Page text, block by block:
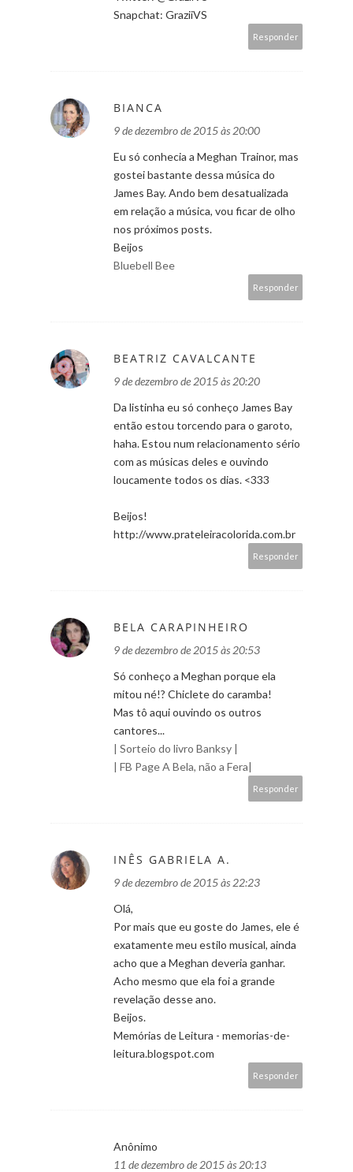
Snapchat: GraziiVS
Responder
BIANCA
9 de dezembro de 2015 às 20:00
Eu só conhecia a Meghan Trainor, mas
gostei bastante dessa música do
James Bay. Ando bem desatualizada
em relação a música, vou ficar de olho
nos próximos posts.
Beijos
Bluebell Bee
Responder
BEATRIZ CAVALCANTE
9 de dezembro de 2015 às 20:20
Da listinha eu só conheço James Bay
então estou torcendo para o garoto,
haha. Estou num relacionamento sério
com as músicas deles e ouvindo
loucamente todos os dias. <333
Beijos!
http://www.prateleiracolorida.com.br
Responder
BELA CARAPINHEIRO
9 de dezembro de 2015 às 20:53
Só conheço a Meghan porque ela
mitou né!? Chiclete do caramba!
Mas tô aqui ouvindo os outros
cantores...
| Sorteio do livro Banksy |
| FB Page A Bela, não a Fera|
Responder
INÊS GABRIELA A.
9 de dezembro de 2015 às 22:23
Olá,
Por mais que eu goste do James, ele é
exatamente meu estilo musical, ainda
acho que a Meghan deveria ganhar.
Acho mesmo que ela foi a grande
revelação desse ano.
Beijos.
Memórias de Leitura - memorias-de-
leitura.blogspot.com
Responder
Anônimo
11 de dezembro de 2015 às 20:13